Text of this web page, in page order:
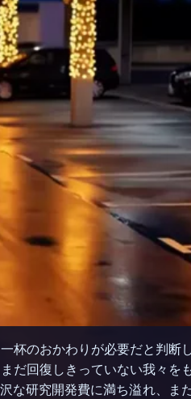
杯のおかわりが必要だと判断
だ回復しきっていない我々を
研究開発費に満ち溢れ、また